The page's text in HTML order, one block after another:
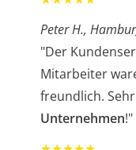
Peter H.,
"Der
Mitarbeiter
freundlich. Sehr
Unternehmen!"